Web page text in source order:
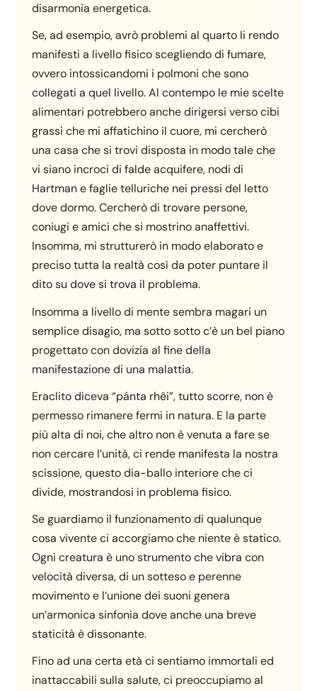
disarmonia energetica.
Se, ad esempio, avrò problemi al quarto li rendo
manifesti a livello fisico scegliendo di fumare,
ovvero intossicandomi i polmoni che sono
collegati a quel livello. Al contempo le mie scelte
alimentari potrebbero anche dirigersi verso cibi
grassi che mi affatichino il cuore, mi cercherò
una casa che si trovi disposta in modo tale che
vi siano incroci di falde acquifere, nodi di
Hartman e faglie telluriche nei pressi del letto
dove dormo. Cercherò di trovare persone,
coniugi e amici che si mostrino anaffettivi.
Insomma, mi strutturerò in modo elaborato e
preciso tutta la realtà così da poter puntare il
dito su dove si trova il problema.
Insomma a livello di mente sembra magari un
semplice disagio, ma sotto sotto c’è un bel piano
progettato con dovizia al fine della
manifestazione di una malattia.
Eraclito diceva “pánta rhêi”, tutto scorre, non è
permesso rimanere fermi in natura. E la parte
più alta di noi, che altro non è venuta a fare se
non cercare l’unità, ci rende manifesta la nostra
scissione, questo dia-ballo interiore che ci
divide, mostrandosi in problema fisico.
Se guardiamo il funzionamento di qualunque
cosa vivente ci accorgiamo che niente è statico.
Ogni creatura è uno strumento che vibra con
velocità diversa, di un sotteso e perenne
movimento e l’unione dei suoni genera
un’armonica sinfonia dove anche una breve
staticità è dissonante.
Fino ad una certa età ci sentiamo immortali ed
inattaccabili sulla salute, ci preoccupiamo al